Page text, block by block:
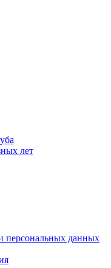
лет
персональных данных